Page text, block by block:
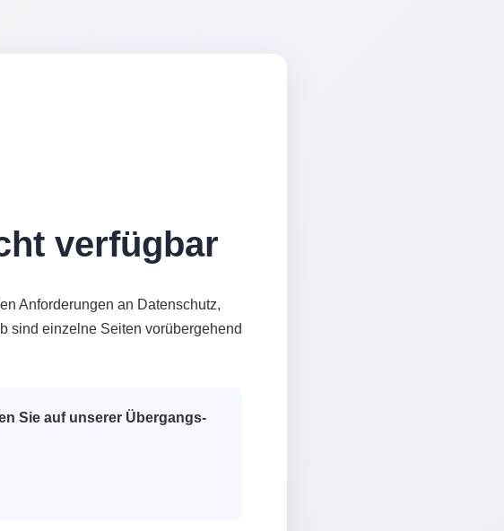
verfügbar
Anforderungen an Datenschutz,
sind einzelne Seiten vorübergehend
Sie auf unserer Übergangs-